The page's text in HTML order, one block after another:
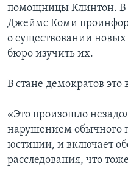
помощницы Клинтон. В
Джеймс Коми
о существовании
бюро изучить их.
В стане демократов это
«Это произошло
нарушением обычного
юстиции, и включает
расследования, что